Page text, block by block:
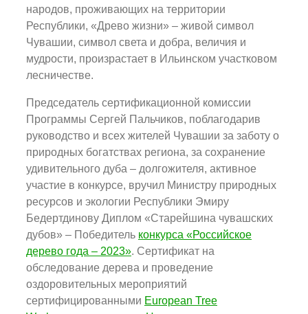
народов, проживающих на территории
Республики, «Древо жизни» – живой символ
Чувашии, символ света и добра, величия и
мудрости, произрастает в Ильинском участковом
лесничестве.
Председатель сертификационной комиссии
Программы Сергей Пальчиков, поблагодарив
руководство и всех жителей Чувашии за заботу о
природных богатствах региона, за сохранение
удивительного дуба – долгожителя, активное
участие в конкурсе, вручил Министру природных
ресурсов и экологии Республики Эмиру
Бедертдинову Диплом «Старейшина чувашских
дубов» – Победитель конкурса «Российское
дерево года – 2023». Сертификат на
обследование дерева и проведение
оздоровительных мероприятий
сертифицированными European Tree